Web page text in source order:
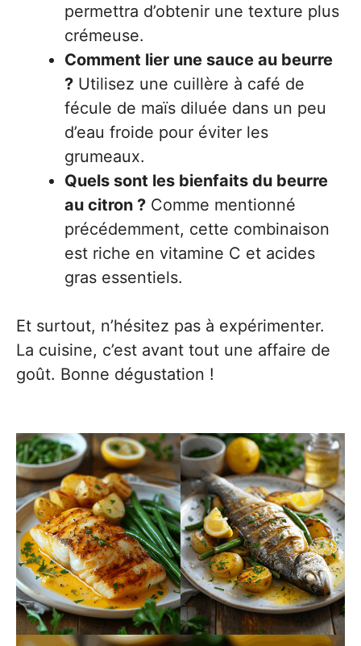
permettra d’obtenir une texture plus
crémeuse.
Comment lier une sauce au beurre
? Utilisez une cuillère à café de
fécule de maïs diluée dans un peu
d’eau froide pour éviter les
grumeaux.
Quels sont les bienfaits du beurre
au citron ? Comme mentionné
précédemment, cette combinaison
est riche en vitamine C et acides
gras essentiels.
Et surtout, n’hésitez pas à expérimenter.
La cuisine, c’est avant tout une affaire de
goût. Bonne dégustation !